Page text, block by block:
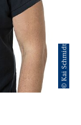
© Kai Schmidt